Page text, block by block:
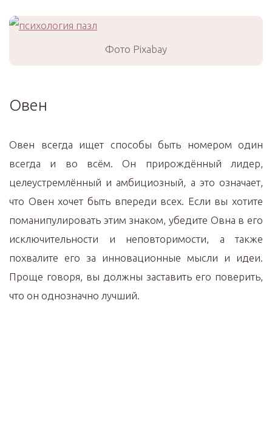
Фото Pixabay
Овен
Овен всегда ищет способы быть номером один
всегда и во всём. Он прирождённый лидер,
целеустремлённый и амбициозный, а это означает,
что Овен хочет быть впереди всех. Если вы хотите
поманипулировать этим знаком, убедите Овна в его
исключительности и неповторимости, а также
похвалите его за инновационные мысли и идеи.
Проще говоря, вы должны заставить его поверить,
что он однозначно лучший.